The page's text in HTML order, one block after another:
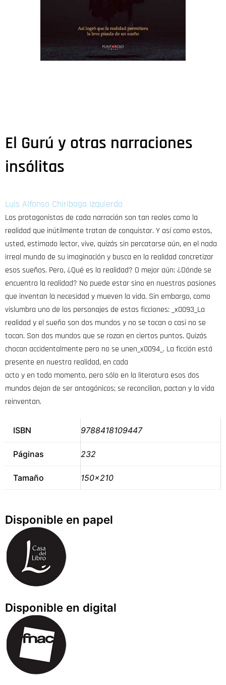
El Gurú y otras narraciones
insólitas
Luis Alfonso Chiriboga Izquierdo
Los protagonistas de cada narración son tan reales como la
realidad que inútilmente tratan de conquistar. Y así como estos,
usted, estimado lector, vive, quizás sin percatarse aún, en el nada
irreal mundo de su imaginación y busca en la realidad concretizar
esos sueños. Pero, ¿Qué es la realidad? O mejor aún: ¿Dónde se
encuentra la realidad? No puede estar sino en nuestras pasiones
que inventan la necesidad y mueven la vida. Sin embargo, como
vislumbra uno de los personajes de estas ficciones: _x0093_La
realidad y el sueño son dos mundos y no se tocan o casi no se
tocan. Son dos mundos que se rozan en ciertos puntos. Quizás
chocan accidentalmente pero no se unen_x0094_. La ficción está
presente en nuestra realidad, en cada
acto y en todo momento, pero sólo en la literatura esos dos
mundos dejan de ser antagónicos; se reconcilian, pactan y la vida
reinventan.
ISBN 9788418109447
Páginas 232
Tamaño 150×210
Disponible en papel
Disponible en digital